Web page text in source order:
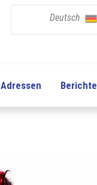
Deutsch
Adressen Berichte